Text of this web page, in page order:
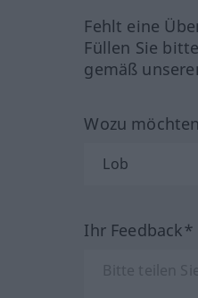
Fehlt eine
Füllen Sie
gemäß
Wozu
Ihr Feedback*